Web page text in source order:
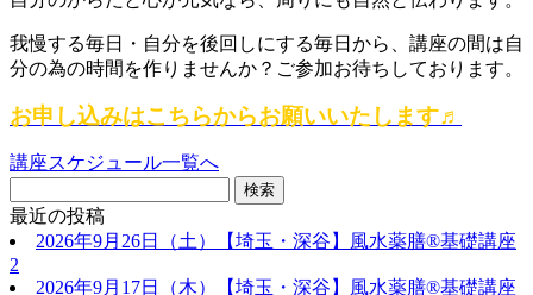
我慢する毎日・自分を後回しにする毎日から、講座の間は自
分の為の時間を作りませんか？ご参加お待ちしております。
お申し込みはこちらからお願いいたします♬
講座スケジュール一覧へ
最近の投稿
2026年9月26日（土）【埼玉・深谷】風水薬膳®基礎講座
2
2026年9月17日（木）【埼玉・深谷】風水薬膳®基礎講座